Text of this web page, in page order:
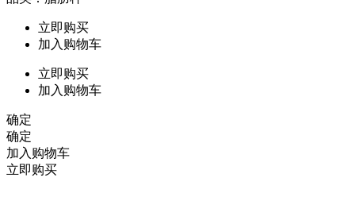
立即购买
加入购物车
立即购买
加入购物车
确定
确定
加入购物车
立即购买